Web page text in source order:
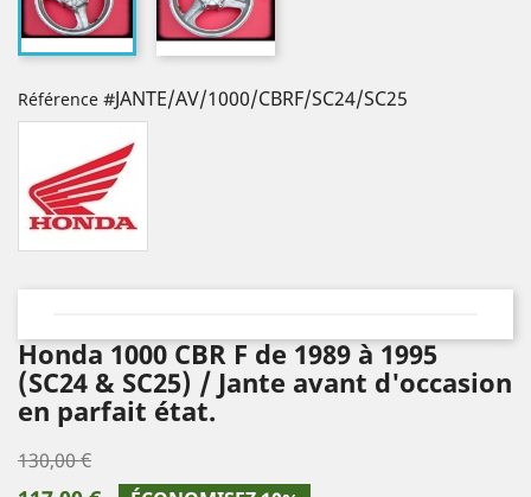
Référence #JANTE/AV/1000/CBRF/SC24/SC25
Honda 1000 CBR F de 1989 à 1995
(SC24 & SC25) / Jante avant d'occasion
en parfait état.
130,00 €